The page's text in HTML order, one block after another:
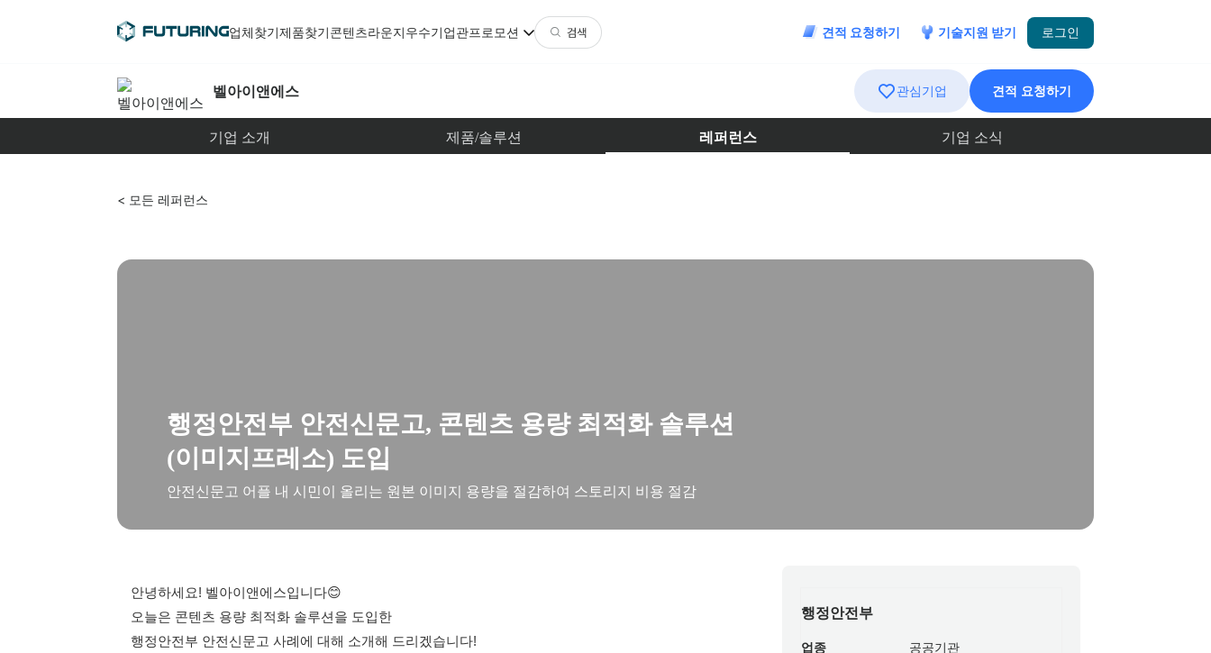
업체찾기제품찾기콘텐츠라운지우수기업관프로모션 견적 요청하기 기술지원 받기 로그인
벨아이앤에스 관심기업 견적 요청하기
기업 소개 제품/솔루션 레퍼런스 기업 소식
< 모든 레퍼런스
행정안전부 안전신문고, 콘텐츠 용량 최적화 솔루션
(이미지프레소) 도입
안전신문고 어플 내 시민이 올리는 원본 이미지 용량을 절감하여 스토리지 비용 절감
안녕하세요! 벨아이앤에스입니다😊
오늘은 콘텐츠 용량 최적화 솔루션을 도입한
행정안전부 안전신문고 사례에 대해 소개해 드리겠습니다!
행정안전부
업종 공공기관